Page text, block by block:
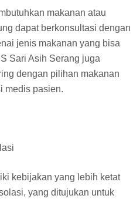
makanan atau
dapat berkonsultasi dengan
jenis makanan yang bisa
Sari Asih Serang juga
dengan pilihan makanan
medis pasien.
kebijakan yang lebih ketat
yang ditujukan untuk